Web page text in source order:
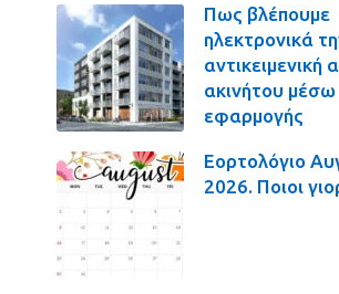
Πως βλέπουμε
ηλεκτρονικά
αντικειμενική
ακινήτου μέσω
εφαρμογής
Εορτολόγιο
2026. Ποιοι